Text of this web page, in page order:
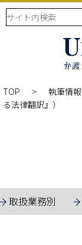
TOP 執筆情報
る法律翻訳』）
取扱業務別